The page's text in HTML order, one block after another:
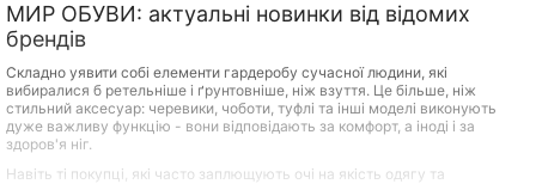
МИР ОБУВИ: актуальні новинки від відомих
брендів
Складно уявити собі елементи гардеробу сучасної людини, які
вибиралися б ретельніше і ґрунтовніше, ніж взуття. Це більше, ніж
стильний аксесуар: черевики, чоботи, туфлі та інші моделі виконують
дуже важливу функцію - вони відповідають за комфорт, а іноді і за
здоров'я ніг.
Навіть ті покупці, які часто заплющують очі на якість одягу та